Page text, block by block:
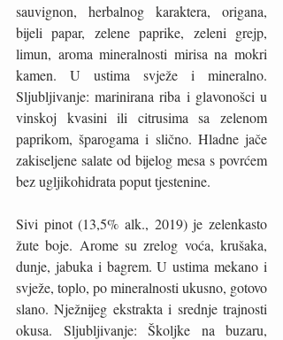
sauvignon, herbalnog karaktera, origana,
bijeli papar, zelene paprike, zeleni grejp,
limun, aroma mineralnosti mirisa na mokri
kamen. U ustima svježe i mineralno.
Sljubljivanje: marinirana riba i glavonošci u
vinskoj kvasini ili citrusima sa zelenom
paprikom, šparogama i slično. Hladne jače
zakiseljene salate od bijelog mesa s povrćem
bez ugljikohidrata poput tjestenine.
Sivi pinot (13,5% alk., 2019) je zelenkasto
žute boje. Arome su zrelog voća, krušaka,
dunje, jabuka i bagrem. U ustima mekano i
svježe, toplo, po mineralnosti ukusno, gotovo
slano. Nježnijeg ekstrakta i srednje trajnosti
okusa. Sljubljivanje: Školjke na buzaru,